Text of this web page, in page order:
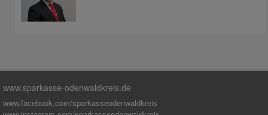
www.sparkasse-odenwaldkreis.de
www.facebook.com/sparkasseodenwaldkreis